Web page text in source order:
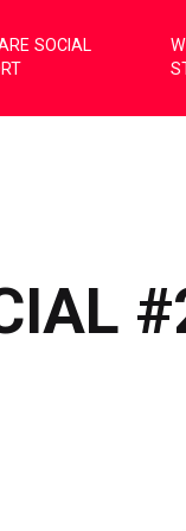
SOCIAL